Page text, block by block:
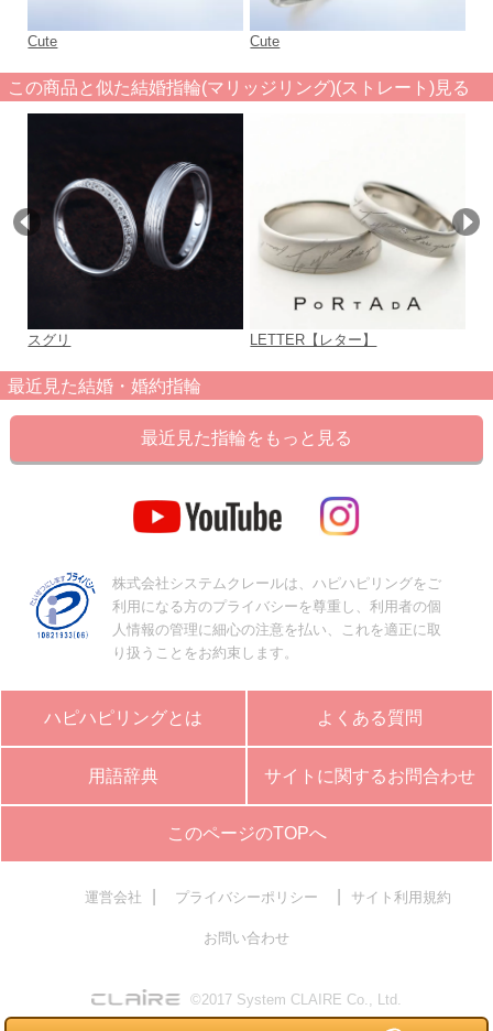
Cute Cute
この商品と似た結婚指輪(マリッジリング)(ストレート)見る
スグリ LETTER【レター】
最近見た結婚・婚約指輪
最近見た指輪をもっと見る
株式会社システムクレールは、ハピハピリングをご
利用になる方のプライバシーを尊重し、利用者の個
人情報の管理に細心の注意を払い、これを適正に取
り扱うことをお約束します。
ハピハピリングとは よくある質問
用語辞典 サイトに関するお問合わせ
このページのTOPへ
運営会社 プライバシーポリシー サイト利用規約
お問い合わせ
©2017 System CLAIRE Co., Ltd.